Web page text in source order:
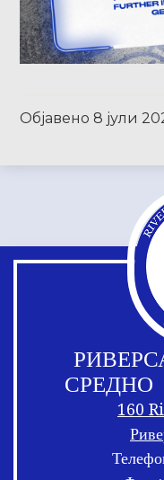
Објавено8 јули
СРЕДНО
160